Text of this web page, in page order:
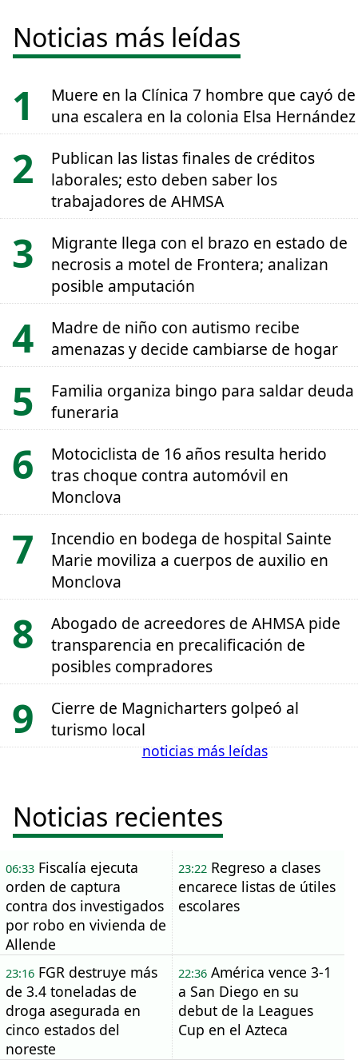
Noticias más leídas
Muere en la Clínica 7 hombre que cayó de
una escalera en la colonia Elsa Hernández
Publican las listas finales de créditos
laborales; esto deben saber los
trabajadores de AHMSA
Migrante llega con el brazo en estado de
necrosis a motel de Frontera; analizan
posible amputación
Madre de niño con autismo recibe
amenazas y decide cambiarse de hogar
Familia organiza bingo para saldar deuda
funeraria
Motociclista de 16 años resulta herido
tras choque contra automóvil en
Monclova
Incendio en bodega de hospital Sainte
Marie moviliza a cuerpos de auxilio en
Monclova
Abogado de acreedores de AHMSA pide
transparencia en precalificación de
posibles compradores
Cierre de Magnicharters golpeó al
turismo local
noticias más leídas
Noticias recientes
06:33Fiscalía ejecuta
orden de captura
contra dos investigados
por robo en vivienda de
Allende
23:22Regreso a clases
encarece listas de útiles
escolares
23:16FGR destruye más
de 3.4 toneladas de
droga asegurada en
cinco estados del
noreste
22:36América vence 3-1
a San Diego en su
debut de la Leagues
Cup en el Azteca